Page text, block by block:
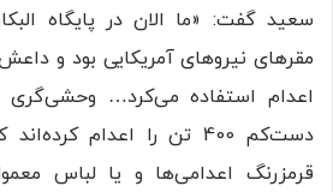
سعید گفت: «ما الان در پایگاه
مقرهای نیروهای آمریکایی بود و
اعدام استفاده می‌کرد… وحشی‌گری
دست‌کم 400 تن را اعدام
قرمزرنگ اعدامی‌ها و یا لباس